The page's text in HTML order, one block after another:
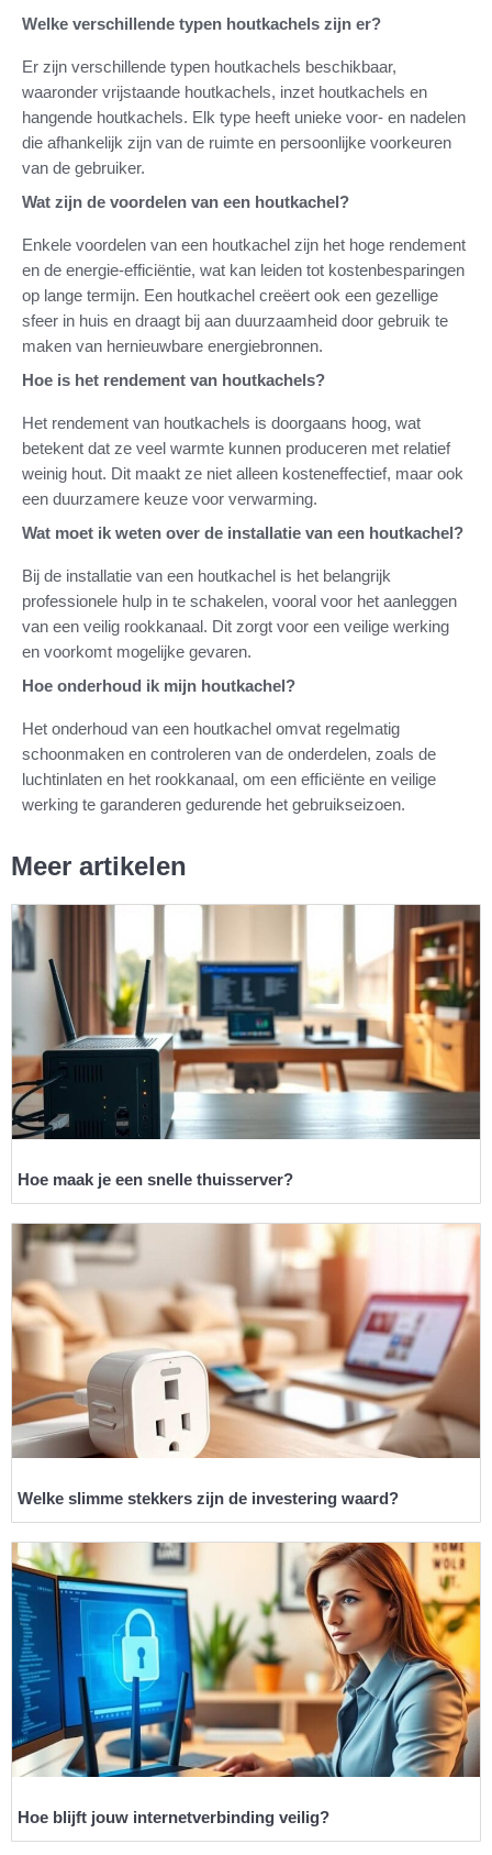
Welke verschillende typen houtkachels zijn er?
Er zijn verschillende typen houtkachels beschikbaar,
waaronder vrijstaande houtkachels, inzet houtkachels en
hangende houtkachels. Elk type heeft unieke voor- en nadelen
die afhankelijk zijn van de ruimte en persoonlijke voorkeuren
van de gebruiker.
Wat zijn de voordelen van een houtkachel?
Enkele voordelen van een houtkachel zijn het hoge rendement
en de energie-efficiëntie, wat kan leiden tot kostenbesparingen
op lange termijn. Een houtkachel creëert ook een gezellige
sfeer in huis en draagt bij aan duurzaamheid door gebruik te
maken van hernieuwbare energiebronnen.
Hoe is het rendement van houtkachels?
Het rendement van houtkachels is doorgaans hoog, wat
betekent dat ze veel warmte kunnen produceren met relatief
weinig hout. Dit maakt ze niet alleen kosteneffectief, maar ook
een duurzamere keuze voor verwarming.
Wat moet ik weten over de installatie van een houtkachel?
Bij de installatie van een houtkachel is het belangrijk
professionele hulp in te schakelen, vooral voor het aanleggen
van een veilig rookkanaal. Dit zorgt voor een veilige werking
en voorkomt mogelijke gevaren.
Hoe onderhoud ik mijn houtkachel?
Het onderhoud van een houtkachel omvat regelmatig
schoonmaken en controleren van de onderdelen, zoals de
luchtinlaten en het rookkanaal, om een efficiënte en veilige
werking te garanderen gedurende het gebruikseizoen.
Meer artikelen
Hoe maak je een snelle thuisserver?
Welke slimme stekkers zijn de investering waard?
Hoe blijft jouw internetverbinding veilig?